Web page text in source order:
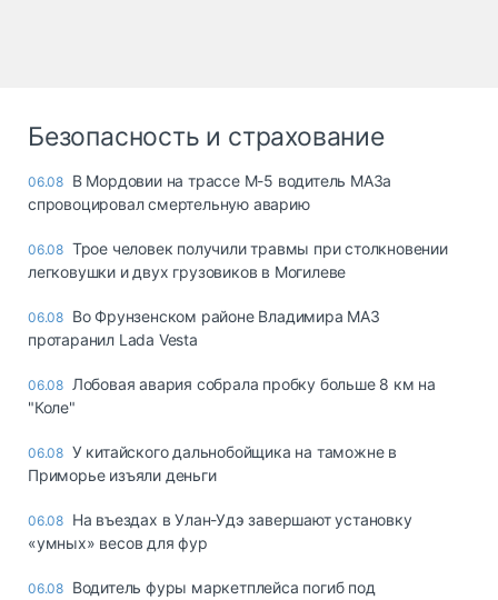
Безопасность и страхование
06.08 В Мордовии на трассе М-5 водитель МАЗа
спровоцировал смертельную аварию
06.08 Трое человек получили травмы при столкновении
легковушки и двух грузовиков в Могилеве
06.08 Во Фрунзенском районе Владимира МАЗ
протаранил Lada Vesta
06.08 Лобовая авария собрала пробку больше 8 км на
"Коле"
06.08 У китайского дальнобойщика на таможне в
Приморье изъяли деньги
06.08 Ha въeздax в Улaн-Удэ зaвepшaют ycтaнoвкy
«yмныx» вecoв для фyp
06.08 Водитель фуры маркетплейса погиб под